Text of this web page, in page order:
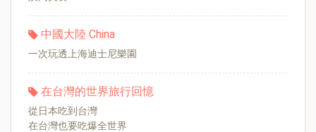
中國大陸 China
一次玩透上海迪士尼樂園
在台灣的世界旅行回憶
從日本吃到台灣
在台灣也要吃爆全世界